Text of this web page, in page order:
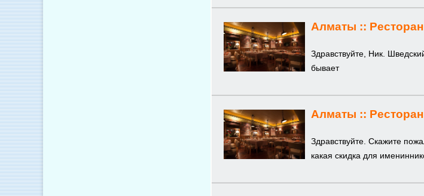
Алматы ::
Здравствуйте, Ник.
бывает
Алматы ::
Здравствуйте. Скажите
какая скидка для